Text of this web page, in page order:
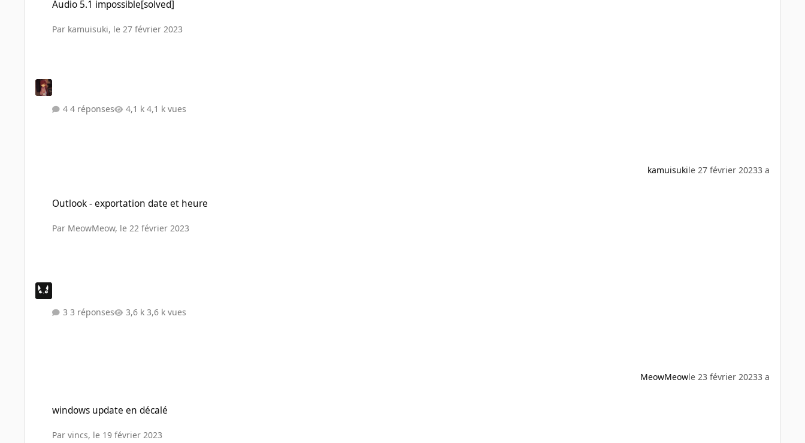
Audio 5.1 impossible[solved]
Par kamuisuki, le 27 février 2023
4 réponses 4,1 k vues
kamuisukile 27 février 20233 a
Outlook - exportation date et heure
Par MeowMeow, le 22 février 2023
3 réponses 3,6 k vues
MeowMeowle 23 février 20233 a
windows update en décalé
Parvincs, le 19 février 2023